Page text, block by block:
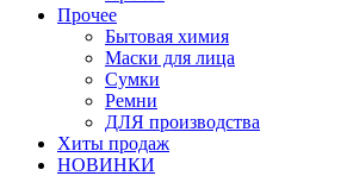
Прочее
Бытовая химия
Маски для лица
Сумки
Ремни
ДЛЯ производства
Хиты продаж
НОВИНКИ